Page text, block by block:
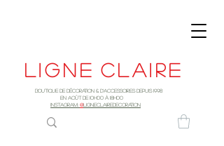
Ligne claire
Boutique de décoration & d'accessoires depuis 1998
EN AOûT DE 10h00 à 18H00
INSTAGRAM: @LIGNECLAIREDECORATION